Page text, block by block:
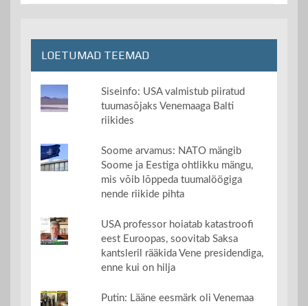
LOETUMAD TEEMAD
Siseinfo: USA valmistub piiratud
tuumasõjaks Venemaaga Balti
riikides
Soome arvamus: NATO mängib
Soome ja Eestiga ohtlikku mängu,
mis võib lõppeda tuumalöögiga
nende riikide pihta
USA professor hoiatab katastroofi
eest Euroopas, soovitab Saksa
kantsleril rääkida Vene presidendiga,
enne kui on hilja
Putin: Lääne eesmärk oli Venemaa